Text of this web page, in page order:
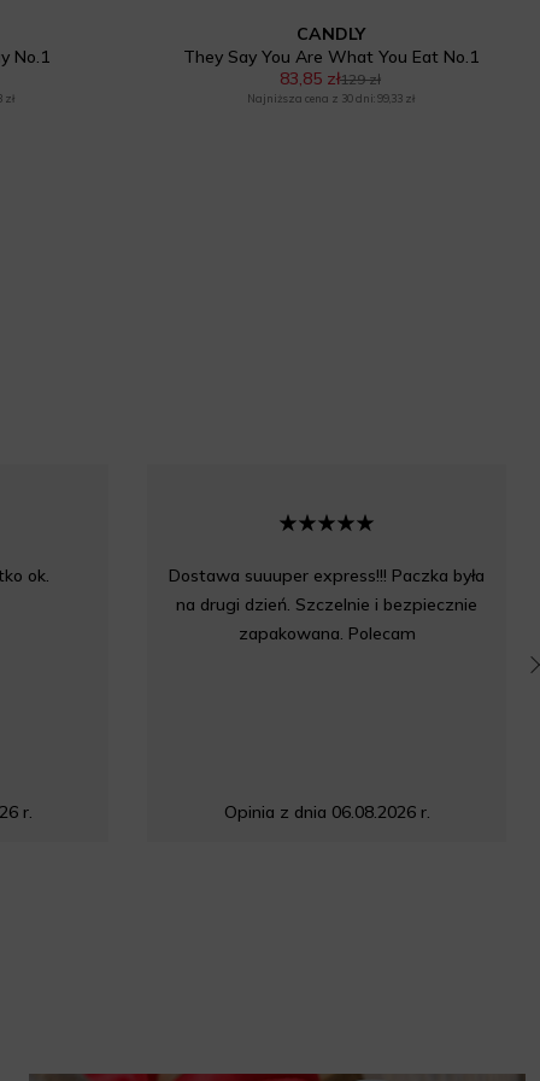
No.1
zł
CANDLY
They Say You Are What You Eat No.1
83,85 zł129 zł
Najniższa cena z 30 dni: 99,33 zł
ok.
r.
Dostawa suuuper express!!! Paczka była
na drugi dzień. Szczelnie i bezpiecznie
zapakowana. Polecam
Opinia z dnia 06.08.2026 r.